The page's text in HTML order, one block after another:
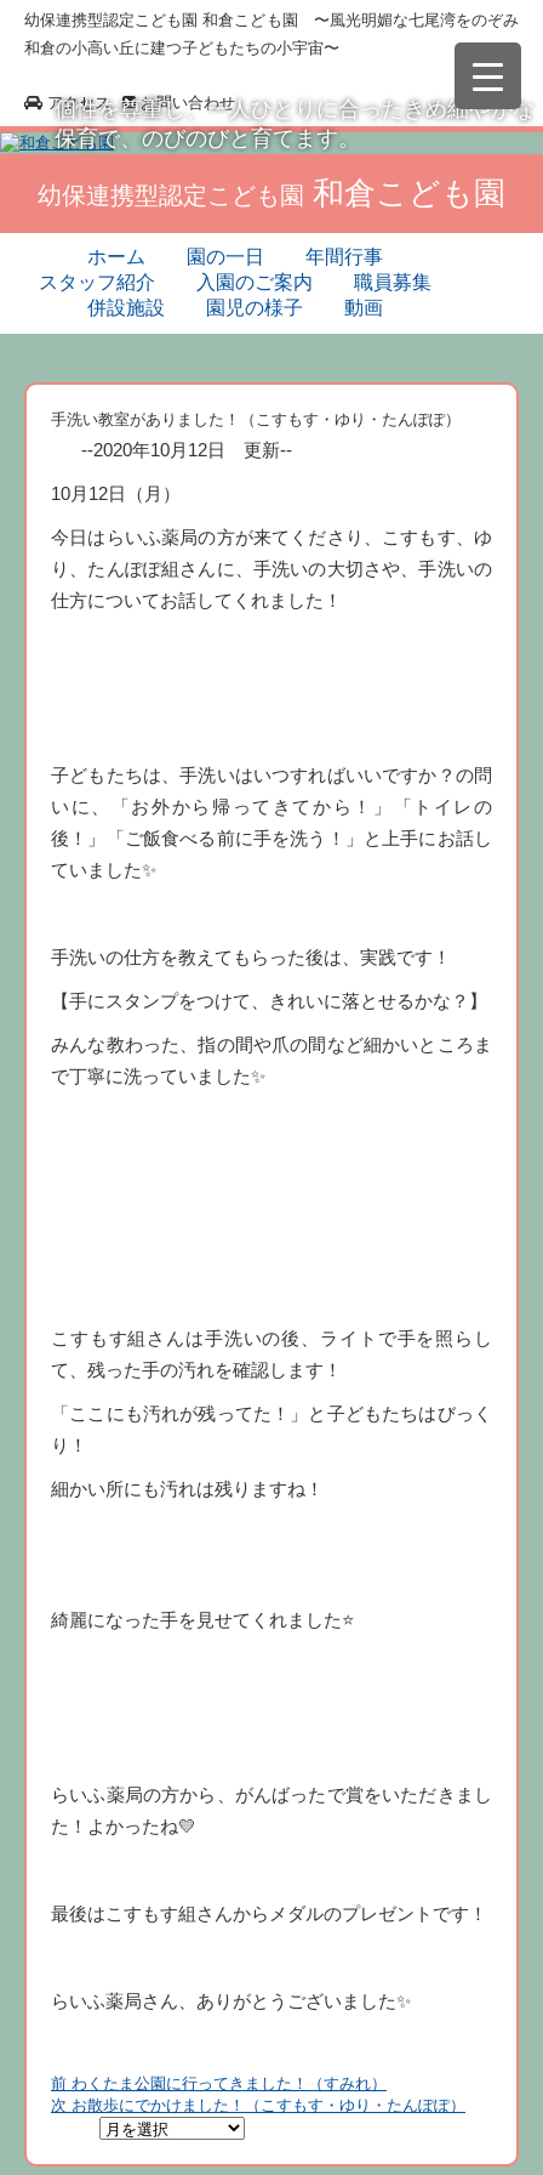
幼保連携型認定こども園 和倉こども園 〜風光明媚な七尾湾をのぞみ
和倉の小高い丘に建つ子どもたちの小宇宙〜
アクセス お問い合わせ
個性を尊重し、一人ひとりに合ったきめ細やかな
保育で、のびのびと育てます。
幼保連携型認定こども園 和倉こども園
ホーム 園の一日
年間行事
スタッフ紹介
入園のご案内
職員募集
併設施設
園児の様子 動画
手洗い教室がありました！（こすもす・ゆり・たんぽぽ）
--2020年10月12日 更新--
10月12日（月）
今日はらいふ薬局の方が来てくださり、こすもす、ゆ
り、たんぽぽ組さんに、手洗いの大切さや、手洗いの
仕方についてお話してくれました！
子どもたちは、手洗いはいつすればいいですか？の問
いに、「お外から帰ってきてから！」「トイレの
後！」「ご飯食べる前に手を洗う！」と上手にお話し
ていました✨
手洗いの仕方を教えてもらった後は、実践です！
【手にスタンプをつけて、きれいに落とせるかな？】
みんな教わった、指の間や爪の間など細かいところま
で丁寧に洗っていました✨
こすもす組さんは手洗いの後、ライトで手を照らし
て、残った手の汚れを確認します！
「ここにも汚れが残ってた！」と子どもたちはびっく
り！
細かい所にも汚れは残りますね！
綺麗になった手を見せてくれました⭐
らいふ薬局の方から、がんばったで賞をいただきまし
た！よかったね💛
最後はこすもす組さんからメダルのプレゼントです！
らいふ薬局さん、ありがとうございました✨
投
稿
前 前
の
わくたま公園に行ってきました！（すみれ）
次 次
稿:
お散歩にでかけました！（こすもす・ゆり・たんぽぽ）